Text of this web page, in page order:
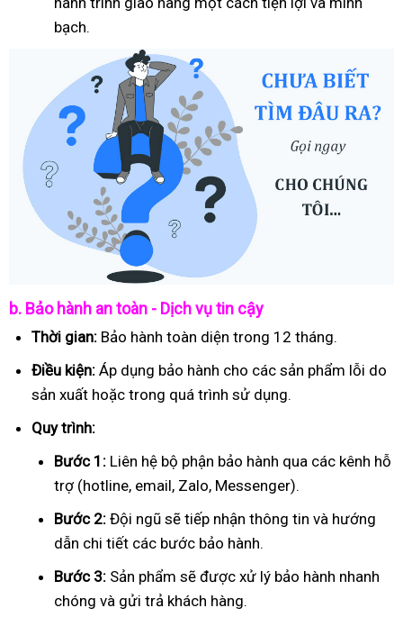
bạch.
b. Bảo hành an toàn - Dịch vụ tin cậy
Thời gian: Bảo hành toàn diện trong 12 tháng.
Điều kiện: Áp dụng bảo hành cho các sản phẩm lỗi do
sản xuất hoặc trong quá trình sử dụng.
Quy trình:
Bước 1: Liên hệ bộ phận bảo hành qua các kênh hỗ
trợ (hotline, email, Zalo, Messenger).
Bước 2: Đội ngũ sẽ tiếp nhận thông tin và hướng
dẫn chi tiết các bước bảo hành.
Bước 3: Sản phẩm sẽ được xử lý bảo hành nhanh
chóng và gửi trả khách hàng.